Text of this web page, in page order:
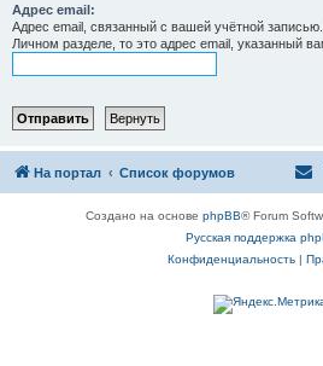
Адрес email:
Адрес email, связанный с вашей учётной
Личном разделе, то это адрес email, указанный
На портал Список форумов
Создано на основеphpBB® Forum
Русская поддержка
Конфиденциальность